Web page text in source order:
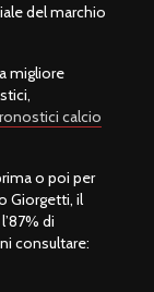
del marchio
migliore
calcio
o poi per
Giorgetti, il
di
consultare: